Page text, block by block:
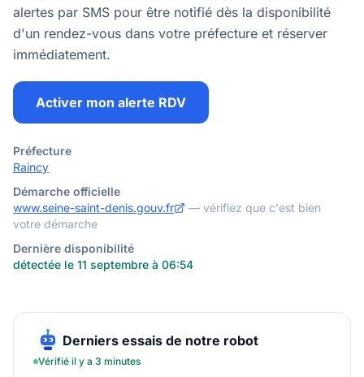
alertes par SMS pour être notifié dès la disponibilité
d'un rendez-vous dans votre préfecture et réserver
immédiatement.
Activer mon alerte RDV
Préfecture
Raincy
Démarche officielle
www.seine-saint-denis.gouv.fr
— vérifiez que c'est bien
votre démarche
Dernière disponibilité
détectée le 11 septembre à 06:54
Derniers essais de notre robot
Vérifié il y a 3 minutes